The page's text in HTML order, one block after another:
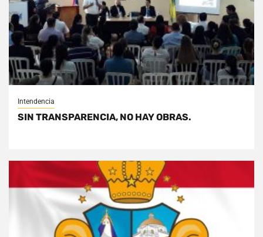
Intendencia
SIN TRANSPARENCIA, NO HAY OBRAS.